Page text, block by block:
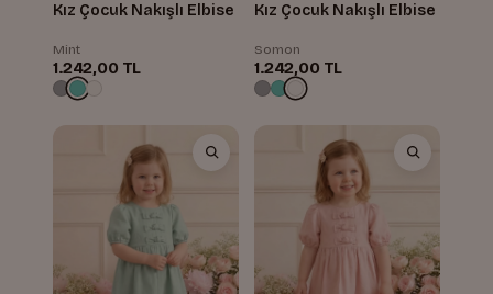
Kız Çocuk Nakışlı Elbise
Mint
1.242,00 TL
Kız Çocuk Nakışlı Elbise
Somon
1.242,00 TL